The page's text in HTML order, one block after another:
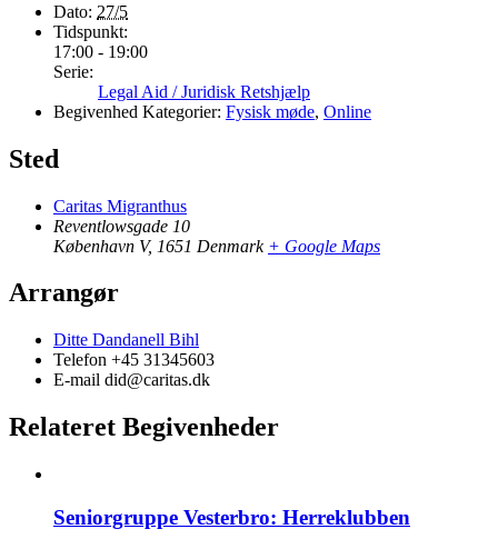
Dato: 27/5
Tidspunkt:
17:00 - 19:00
Serie:
Legal Aid / Juridisk Retshjælp
Begivenhed Kategorier: Fysisk møde, Online
Sted
Caritas Migranthus
Reventlowsgade 10
København V, 1651 Denmark + Google Maps
Arrangør
Ditte Dandanell Bihl
Telefon +45 31345603
E-mail did@caritas.dk
Relateret Begivenheder
Seniorgruppe Vesterbro: Herreklubben